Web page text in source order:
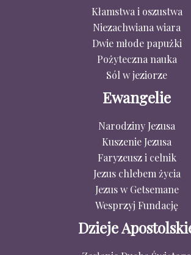
Kłamstwa i oszustwa
Niezachwiana wiara
Dwie młode papużki
Pożyteczna nauka
Sól w jeziorze
Ewangelie
Narodziny Jezusa
Kuszenie Jezusa
Faryzeusz i celnik
Jezus chlebem życia
Jezus w Getsemane
Wesprzyj Fundację
Dzieje